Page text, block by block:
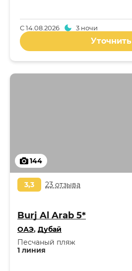
С14.08.2026 3 ночи
Уточнить
144
3,3 23 отзыва
Burj Al Arab 5*
ОАЭ, Дубай
1 линия
Песчаный пляж